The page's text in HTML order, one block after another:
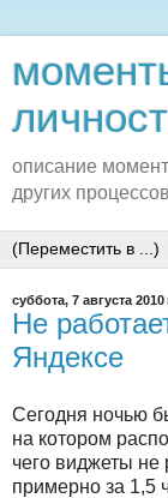
описание
других
суббота, 7 августа 2010
Не
Яндексе
Сегодня ночью
на котором
чего виджеты
примерно за 1,5